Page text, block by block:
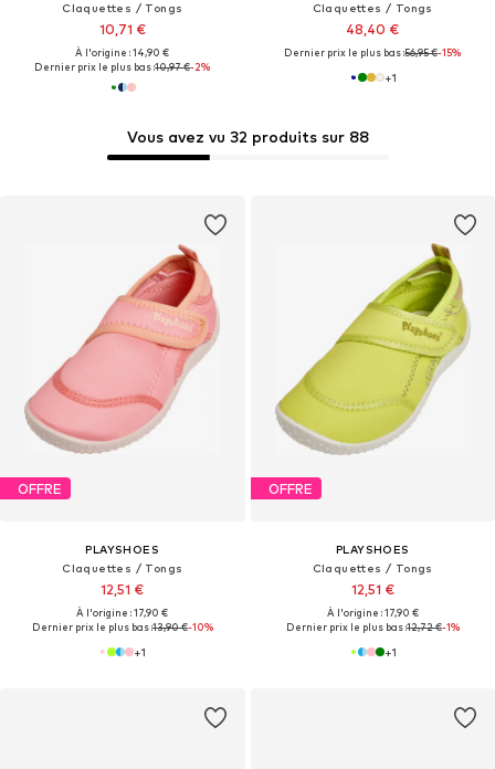
Claquettes / Tongs
10,71 €
À l'origine : 14,90 €
Dernier prix le plus bas :10,97 €-2%
Claquettes / Tongs
48,40 €
Dernier prix le plus bas :56,95 €-15%
+1
OFFRE
PLAYSHOES
Claquettes / Tongs
12,51 €
À l'origine : 17,90 €
Dernier prix le plus bas :13,90 €-10%
+1
Vous avez vu 32 produits sur 88
OFFRE
PLAYSHOES
Claquettes / Tongs
12,51 €
À l'origine : 17,90 €
Dernier prix le plus bas :12,72 €-1%
+1